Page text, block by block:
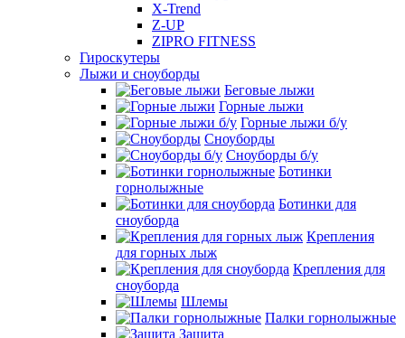
X-Trend
Z-UP
ZIPRO FITNESS
Гироскутеры
Лыжи и сноуборды
Беговые лыжи
Горные лыжи
Горные лыжи б/у
Сноуборды
Сноуборды б/у
Ботинки
горнолыжные
Ботинки для
сноуборда
Крепления
для горных лыж
Крепления для
сноуборда
Шлемы
Палки горнолыжные
Защита